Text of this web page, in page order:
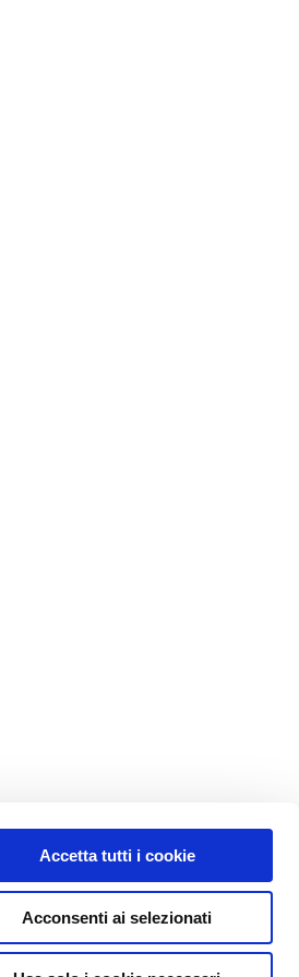
Accetta tutti i cookie
Acconsenti ai selezionati